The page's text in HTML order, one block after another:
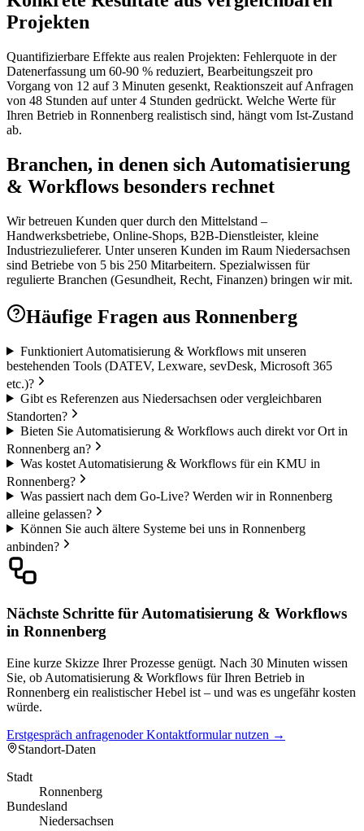
Projekten
Quantifizierbare Effekte aus realen Projekten: Fehlerquote in der
Datenerfassung um 60-90 % reduziert, Bearbeitungszeit pro
Vorgang von 12 auf 3 Minuten gesenkt, Reaktionszeit auf Anfragen
von 48 Stunden auf unter 4 Stunden gedrückt. Welche Werte für
Ihren Betrieb in Ronnenberg realistisch sind, hängt vom Ist-Zustand
ab.
Branchen, in denen sich Automatisierung
& Workflows besonders rechnet
Wir betreuen Kunden quer durch den Mittelstand –
Handwerksbetriebe, Online-Shops, B2B-Dienstleister, kleine
Industriezulieferer. Unter unseren Kunden im Raum Niedersachsen
sind Betriebe von 5 bis 250 Mitarbeitern. Spezialwissen für
regulierte Branchen (Gesundheit, Recht, Finanzen) bringen wir mit.
Häufige Fragen aus Ronnenberg
Funktioniert Automatisierung & Workflows mit unseren
bestehenden Tools (DATEV, Lexware, sevDesk, Microsoft 365
etc.)?
Gibt es Referenzen aus Niedersachsen oder vergleichbaren
Standorten?
Bieten Sie Automatisierung & Workflows auch direkt vor Ort in
Ronnenberg an?
Was kostet Automatisierung & Workflows für ein KMU in
Ronnenberg?
Was passiert nach dem Go-Live? Werden wir in Ronnenberg
alleine gelassen?
Können Sie auch ältere Systeme bei uns in Ronnenberg
anbinden?
Nächste Schritte für Automatisierung & Workflows
in Ronnenberg
Eine kurze Skizze Ihrer Prozesse genügt. Nach 30 Minuten wissen
Sie, ob Automatisierung & Workflows für Ihren Betrieb in
Ronnenberg ein realistischer Hebel ist – und was es ungefähr kosten
würde.
Erstgespräch anfragenoder Kontaktformular nutzen →
Standort-Daten
Stadt
Ronnenberg
Bundesland
Niedersachsen